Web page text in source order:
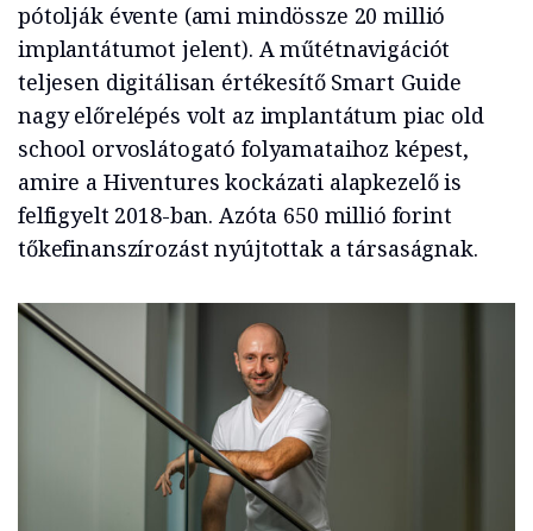
pótolják évente (ami mindössze 20 millió
implantátumot jelent). A műtétnavigációt
teljesen digitálisan értékesítő Smart Guide
nagy előrelépés volt az implantátum piac old
school orvoslátogató folyamataihoz képest,
amire a Hiventures kockázati alapkezelő is
felfigyelt 2018-ban. Azóta 650 millió forint
tőkefinanszírozást nyújtottak a társaságnak.